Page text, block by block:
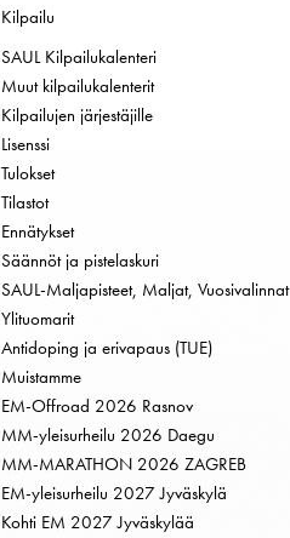
Kilpailu
SAUL Kilpailukalenteri
Muut kilpailukalenterit
Kilpailujen järjestäjille
Lisenssi
Tulokset
Tilastot
Ennätykset
Säännöt ja pistelaskuri
SAUL-Maljapisteet, Maljat, Vuosivalinnat
Ylituomarit
Antidoping ja erivapaus (TUE)
Muistamme
EM-Offroad 2026 Rasnov
MM-yleisurheilu 2026 Daegu
MM-MARATHON 2026 ZAGREB
EM-yleisurheilu 2027 Jyväskylä
Kohti EM 2027 Jyväskylää